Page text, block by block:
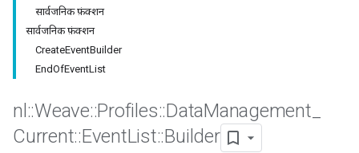
सार्वजनिक फ़ंक्शन
सार्वजनिक फ़ंक्शन
CreateEventBuilder
EndOfEventList
nl ::Weave::Profiles::DataManagement
Current::EventList::Builder